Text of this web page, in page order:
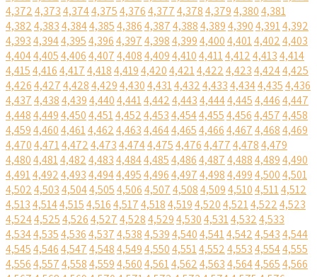
4,3724,3734,3744,3754,3764,3774,3784,3794,3804,381
4,3824,3834,3844,3854,3864,3874,3884,3894,3904,3914,392
4,3934,3944,3954,3964,3974,3984,3994,4004,4014,4024,403
4,4044,4054,4064,4074,4084,4094,4104,4114,4124,4134,414
4,4154,4164,4174,4184,4194,4204,4214,4224,4234,4244,425
4,4264,4274,4284,4294,4304,4314,4324,4334,4344,4354,436
4,4374,4384,4394,4404,4414,4424,4434,4444,4454,4464,447
4,4484,4494,4504,4514,4524,4534,4544,4554,4564,4574,458
4,4594,4604,4614,4624,4634,4644,4654,4664,4674,4684,469
4,4704,4714,4724,4734,4744,4754,4764,4774,4784,479
4,4804,4814,4824,4834,4844,4854,4864,4874,4884,4894,490
4,4914,4924,4934,4944,4954,4964,4974,4984,4994,5004,501
4,5024,5034,5044,5054,5064,5074,5084,5094,5104,5114,512
4,5134,5144,5154,5164,5174,5184,5194,5204,5214,5224,523
4,5244,5254,5264,5274,5284,5294,5304,5314,5324,533
4,5344,5354,5364,5374,5384,5394,5404,5414,5424,5434,544
4,5454,5464,5474,5484,5494,5504,5514,5524,5534,5544,555
4,5564,5574,5584,5594,5604,5614,5624,5634,5644,5654,566